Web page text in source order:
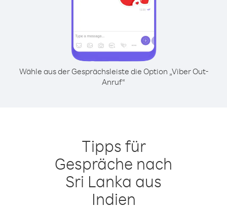
Wähle aus der Gesprächsleiste die Option „Viber Out-
Anruf“
Tipps für
Gespräche nach
Sri Lanka aus
Indien